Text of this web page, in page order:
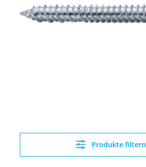
Produkte filtern